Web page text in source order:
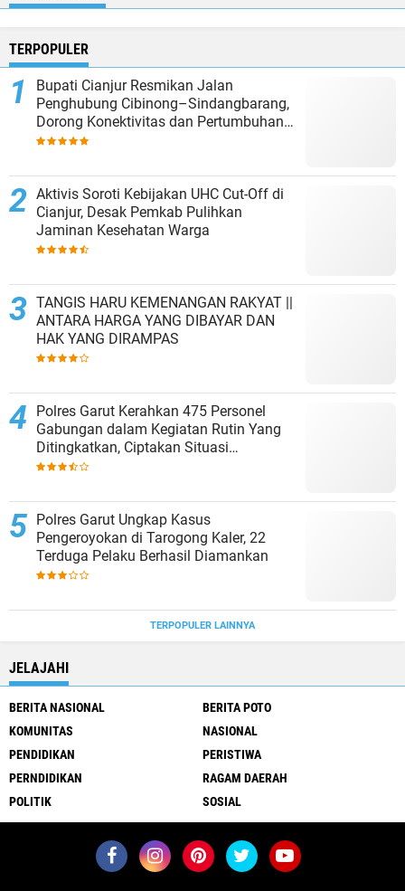
TERPOPULER
Bupati Cianjur Resmikan Jalan
Penghubung Cibinong–Sindangbarang,
Dorong Konektivitas dan Pertumbuhan
Ekonomi Cianjur Selatan
Aktivis Soroti Kebijakan UHC Cut-Off di
Cianjur, Desak Pemkab Pulihkan
Jaminan Kesehatan Warga
TANGIS HARU KEMENANGAN RAKYAT ||
ANTARA HARGA YANG DIBAYAR DAN
HAK YANG DIRAMPAS
Polres Garut Kerahkan 475 Personel
Gabungan dalam Kegiatan Rutin Yang
Ditingkatkan, Ciptakan Situasi
Kamtibmas Tetap Aman dan Kondusif
Polres Garut Ungkap Kasus
Pengeroyokan di Tarogong Kaler, 22
Terduga Pelaku Berhasil Diamankan
TERPOPULER LAINNYA
JELAJAHI
BERITA NASIONAL
BERITA POTO
KOMUNITAS
NASIONAL
PENDIDIKAN
PERISTIWA
PERNDIDIKAN
RAGAM DAERAH
POLITIK
SOSIAL